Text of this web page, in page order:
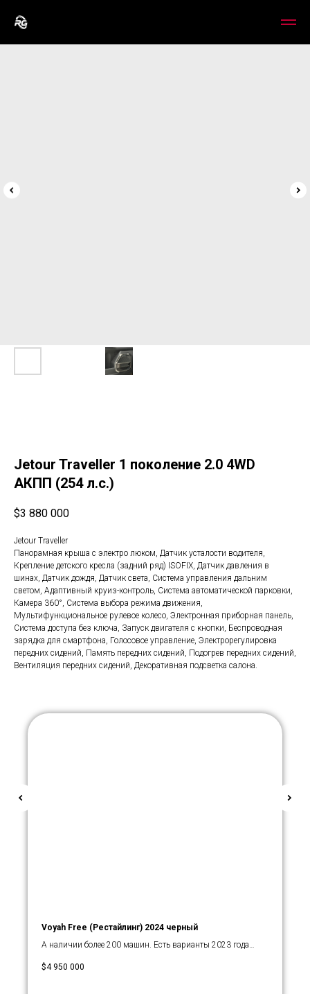
Jetour Traveller 1 поколение 2.0 4WD
АКПП (254 л.с.)
$3 880 000
Jetour Traveller
Панорамная крыша с электро люком, Датчик усталости водителя,
Крепление детского кресла (задний ряд) ISOFIX, Датчик давления в
шинах, Датчик дождя, Датчик света, Система управления дальним
светом, Адаптивный круиз-контроль, Система автоматической парковки,
Камера 360°, Система выбора режима движения,
Мультифункциональное рулевое колесо, Электронная приборная панель,
Система доступа без ключа, Запуск двигателя с кнопки, Беспроводная
зарядка для смартфона, Голосовое управление, Электрорегулировка
передних сидений, Память передних сидений, Подогрев передних сидений,
Вентиляция передних сидений, Декоративная подсветка салона.
Voyah Free (Рестайлинг) 2024 черный
А наличии более 200 машин. Есть варианты 2023 года
проконсультируем. Есть возможность оформить в кредит
$4 950 000